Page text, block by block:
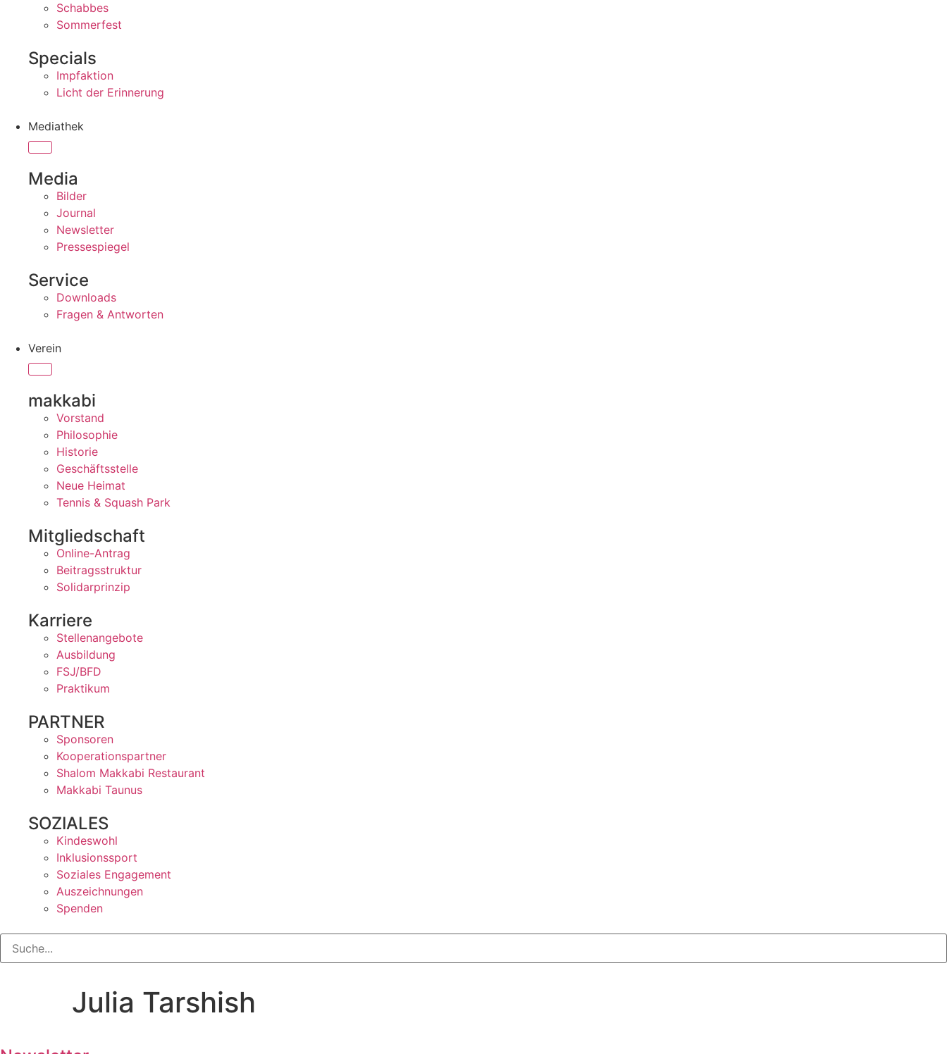
Schabbes
Sommerfest
Specials
Impfaktion
Licht der Erinnerung
Mediathek
Media
Bilder
Journal
Newsletter
Pressespiegel
Service
Downloads
Fragen & Antworten
Verein
makkabi
Vorstand
Philosophie
Historie
Geschäftsstelle
Neue Heimat
Tennis & Squash Park
Mitgliedschaft
Online-Antrag
Beitragsstruktur
Solidarprinzip
Karriere
Stellenangebote
Ausbildung
FSJ/BFD
Praktikum
PARTNER
Sponsoren
Kooperationspartner
Shalom Makkabi Restaurant
Makkabi Taunus
SOZIALES
Kindeswohl
Inklusionssport
Soziales Engagement
Auszeichnungen
Spenden
Julia Tarshish